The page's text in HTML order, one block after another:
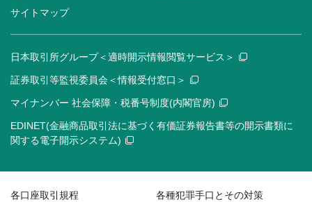
サイトマップ
日本取引所グループ＜適時開示情報閲覧サービス＞
証券取引等監視委員会＜情報受付窓口＞
マイナンバー 社会保障・税番号制度(内閣官房)
EDINET(金融商品取引法に基づく有価証券報告書等の開示書類に
関する電子開示システム)
各口座取引規程 各種犯罪手口とその対策